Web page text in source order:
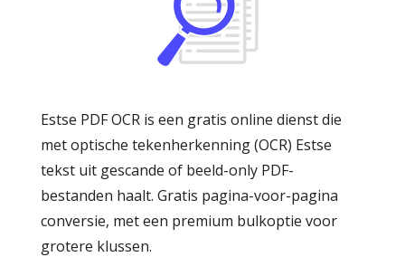
Estse PDF OCR is een gratis online dienst die
met optische tekenherkenning (OCR) Estse
tekst uit gescande of beeld-only PDF-
bestanden haalt. Gratis pagina-voor-pagina
conversie, met een premium bulkoptie voor
grotere klussen.